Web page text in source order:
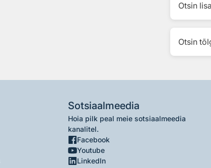
Otsin
Otsin
Sotsiaalmeedia
Hoia pilk peal meie sotsiaalmeedia
kanalitel.
Facebook
Youtube
LinkedIn